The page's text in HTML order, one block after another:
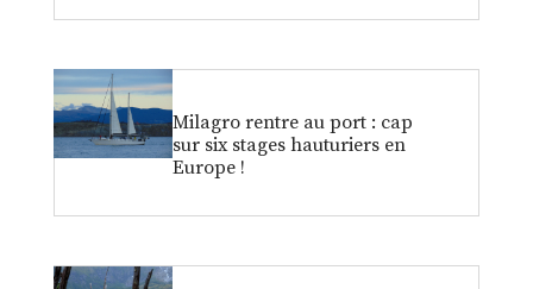
Milagro rentre au port : cap
sur six stages hauturiers en
Europe !